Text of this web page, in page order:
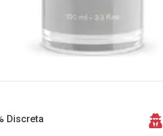
Discreta